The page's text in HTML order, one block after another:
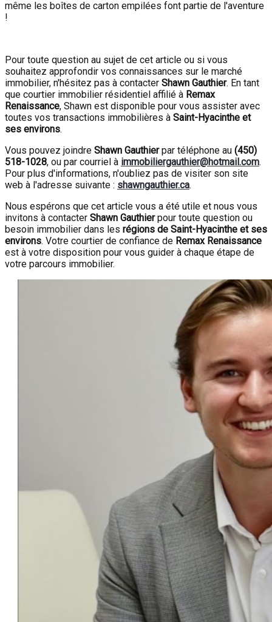
même les boîtes de carton empilées font partie de l'aventure
!
Pour toute question au sujet de cet article ou si vous
souhaitez approfondir vos connaissances sur le marché
immobilier, n'hésitez pas à contacter Shawn Gauthier. En tant
que courtier immobilier résidentiel affilié à Remax
Renaissance, Shawn est disponible pour vous assister avec
toutes vos transactions immobilières à Saint-Hyacinthe et
ses environs.
Vous pouvez joindre Shawn Gauthierpar téléphone au (450)
518-1028, ou par courriel à immobiliergauthier@hotmail.com.
Pour plus d'informations, n'oubliez pas de visiter son site
web à l'adresse suivante : shawngauthier.ca.
Nous espérons que cet article vous a été utile et nous vous
invitons à contacter Shawn Gauthierpour toute question ou
besoin immobilier dans les régions de Saint-Hyacinthe et ses
environs. Votre courtier de confiance de Remax Renaissance
est à votre disposition pour vous guider à chaque étape de
votre parcours immobilier.